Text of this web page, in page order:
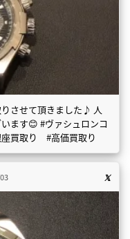
させて頂きました♪ 人
ます😊 #ヴァシュロンコ
買取り #高価買取り